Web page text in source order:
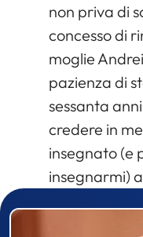
non priva di
concesso di
moglie
pazienza di
sessanta
credere in
insegnato (e
insegnarmi)
Prizewinner